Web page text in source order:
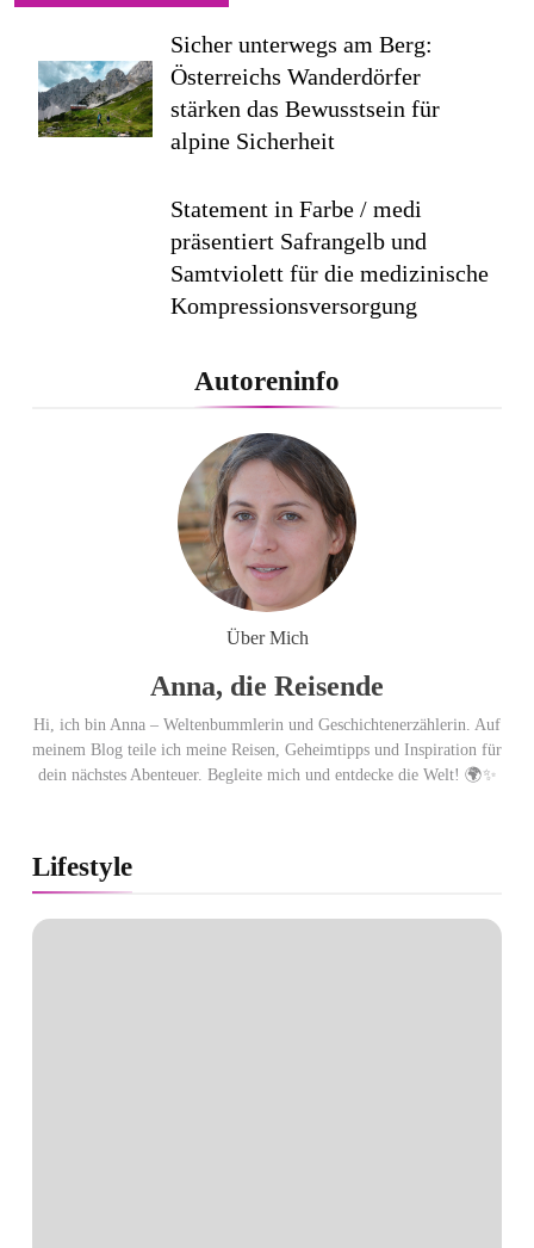
Sicher unterwegs am Berg:
Österreichs Wanderdörfer
stärken das Bewusstsein für
alpine Sicherheit
Statement in Farbe / medi
präsentiert Safrangelb und
Samtviolett für die medizinische
Kompressionsversorgung
PEPE JEANS LONDON AW26
Flachste mechanische
Weltzeituhr gewinnt Red Dot:
Best of the Best 2026 / NOMOS
Glashütte erzielt 94 von 100
Punkten.
Autoreninfo
Über Mich
Anna, die Reisende
Hi, ich bin Anna – Weltenbummlerin und Geschichtenerzählerin. Auf
meinem Blog teile ich meine Reisen, Geheimtipps und Inspiration für
dein nächstes Abenteuer. Begleite mich und entdecke die Welt! 🌍✨
Lifestyle